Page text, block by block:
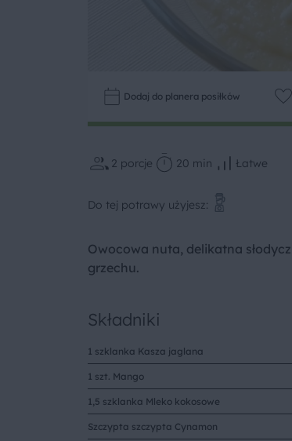
Dodaj do planera posiłków
2 porcje 20 min Łatwe
Do tej potrawy użyjesz:
Owocowa nuta, delikatna
grzechu.
Składniki
1 szklanka Kasza jaglana
1 szt. Mango
1,5 szklanka Mleko kokosowe
Szczypta szczypta Cynamon